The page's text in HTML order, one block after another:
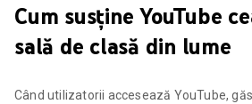
Cum susține YouTube
sală de clasă din lume
Când utilizatorii accesează YouTube,